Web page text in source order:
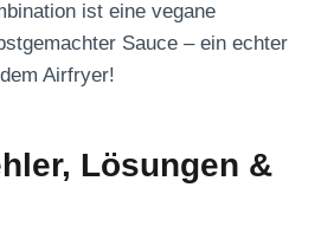
ist eine vegane
Sauce – ein echter
Airfryer!
Lösungen &